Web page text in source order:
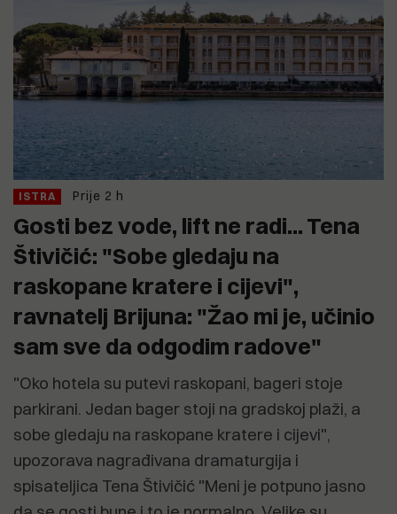
ISTRA Prije 2 h
Gosti bez vode, lift ne radi... Tena
Štivičić: "Sobe gledaju na
raskopane kratere i cijevi",
ravnatelj Brijuna: "Žao mi je, učinio
sam sve da odgodim radove"
"Oko hotela su putevi raskopani, bageri stoje
parkirani. Jedan bager stoji na gradskoj plaži, a
sobe gledaju na raskopane kratere i cijevi",
upozorava nagrađivana dramaturgija i
spisateljica Tena Štivičić "Meni je potpuno jasno